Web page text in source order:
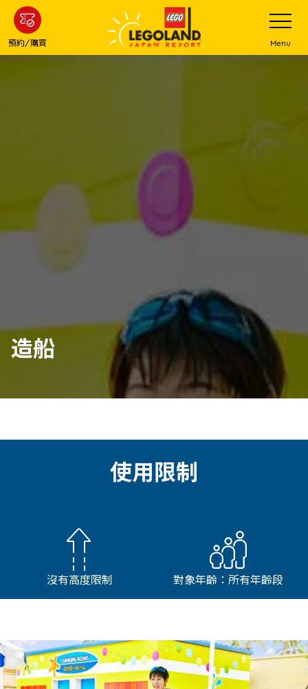
步
主
預約/購買
打
開
網
站
菜
單
Menu
造船
使用限制
沒有高度限制 對象年齡：所有年齡段